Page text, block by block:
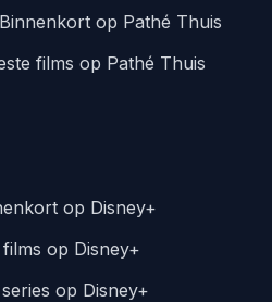
Binnenkort op Pathé Thuis
films op Pathé Thuis
op Disney+
films op Disney+
op Disney+